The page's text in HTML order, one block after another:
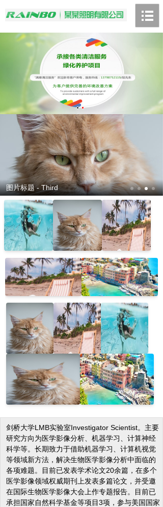
图片标题 - Fourth
图片标题 - First
图片标题 - Second
图片标题 - Third
剑桥大学LMB实验室Investigator Scientist。主要
研究方向为医学影像分析、机器学习、计算神经
科学等。长期致力于借助机器学习、计算机视觉
等领域新方法，解决生物医学影像分析中面临的
各项难题。目前已发表学术论文20余篇，在多个
医学影像领域权威期刊上发表多篇论文，并受邀
在国际生物医学影像大会上作专题报告。目前已
承担国家自然科学基金等项目3项，参与美国国家